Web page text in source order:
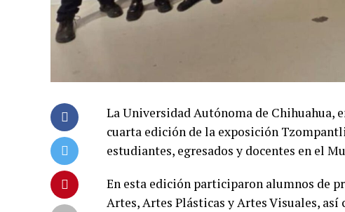
La Universidad Autónoma de Chihuahua,
cuarta edición de la exposición
estudiantes, egresados y docentes en el
En esta edición participaron alumnos de
Artes, Artes Plásticas y Artes Visuales, así